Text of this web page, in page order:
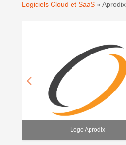
Logiciels Cloud et SaaS» Aprodix
Logo Aprodix